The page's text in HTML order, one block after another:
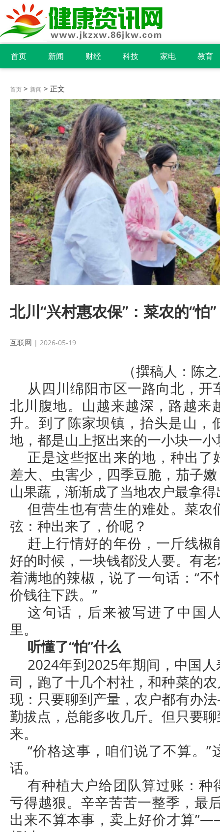
首页 新闻 财经 科技 家电 教育
首页 > 新闻 > 正文
北川“兴村惠农保”：菜农的“怕
互联网 | 2026-05-19
（撰稿人：陈
从四川绵阳市区一路向北，开
北川腹地。山越来越深，路越来
升。到了陈家坝镇，抬头是山，
地，都是山上抠出来的一小块一小
正是这些抠出来的地，种出了
差大、虫害少，四季豆脆，茄子
山果蔬，渐渐成了当地农户最拿
但营生也有营生的难处。菜农
弦：种出来了，价呢？
赶上行情好的年份，一斤线椒
好的时候，一块钱都没人要。有
着满地的辣椒，说了一句话：“
价钱往下跌。”
这句话，后来被写进了中国
里。
听懂了“怕”什么
2024年到2025年期间，中国
司，跑了十几个村社，和种菜的
现：只要聊到产量，农户都有办
勤拔点，总能多收几斤。但只要
来。
“价格这事，咱们说了不算。
话。
有种植大户给团队算过账：种
亏得越狠。辛辛苦苦一整季，最
出来不算本事，卖上好价才算